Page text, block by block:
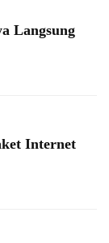
Langsung
Internet